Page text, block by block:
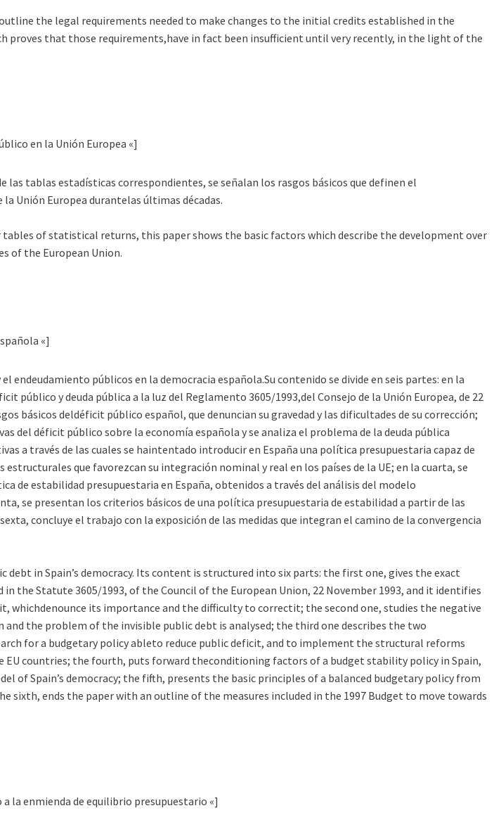
the legal requirements needed to make changes to the initial credits established in the
proves that those requirements,have in fact been insufficient until very recently, in the light of the
en la Unión Europea «]
las tablas estadísticas correspondientes, se señalan los rasgos básicos que definen el
Unión Europea durantelas últimas décadas.
of statistical returns, this paper shows the basic factors which describe the development over
of the European Union.
«]
endeudamiento públicos en la democracia española.Su contenido se divide en seis partes: en la
público y deuda pública a la luz del Reglamento 3605/1993,del Consejo de la Unión Europea, de 22
básicos deldéficit público español, que denuncian su gravedad y las dificultades de su corrección;
del déficit público sobre la economía española y se analiza el problema de la deuda pública
a través de las cuales se haintentado introducir en España una política presupuestaria capaz de
que favorezcan su integración nominal y real en los países de la UE; en la cuarta, se
de estabilidad presupuestaria en España, obtenidos a través del análisis del modelo
se presentan los criterios básicos de una política presupuestaria de estabilidad a partir de las
concluye el trabajo con la exposición de las medidas que integran el camino de la convergencia
in Spain’s democracy. Its content is structured into six parts: the first one, gives the exact
the Statute 3605/1993, of the Council of the European Union, 22 November 1993, and it identifies
whichdenounce its importance and the difficulty to correctit; the second one, studies the negative
the problem of the invisible public debt is analysed; the third one describes the two
for a budgetary policy ableto reduce public deficit, and to implement the structural reforms
countries; the fourth, puts forward theconditioning factors of a budget stability policy in Spain,
of Spain’s democracy; the fifth, presents the basic principles of a balanced budgetary policy from
sixth, ends the paper with an outline of the measures included in the 1997 Budget to move towards
la enmienda de equilibrio presupuestario «]